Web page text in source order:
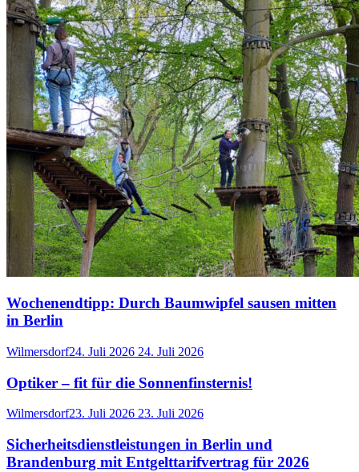
Wochenendtipp: Durch Baumwipfel sausen mitten
in Berlin
Wilmersdorf24. Juli 2026 24. Juli 2026
Optiker – fit für die Sonnenfinsternis!
Wilmersdorf23. Juli 2026 23. Juli 2026
Sicherheitsdienstleistungen in Berlin und
Brandenburg mit Entgelttarifvertrag für 2026